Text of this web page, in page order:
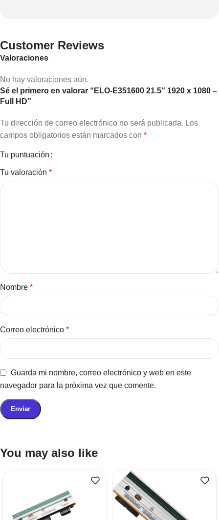
Customer Reviews
Valoraciones
No hay valoraciones aún.
Sé el primero en valorar “ELO-E351600 21.5″ 1920 x 1080 –
Full HD”
Tu dirección de correo electrónico no será publicada. Los
campos obligatorios están marcados con *
Tu puntuación
Tu valoración *
Nombre *
Correo electrónico *
Guarda mi nombre, correo electrónico y web en este
navegador para la próxima vez que comente.
You may also like